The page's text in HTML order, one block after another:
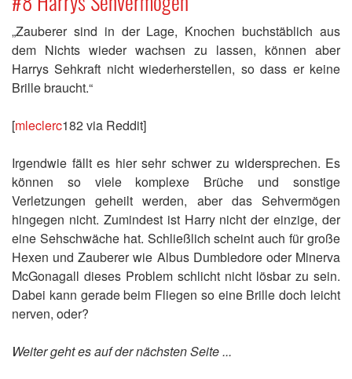
„Zauberer sind in der Lage, Knochen buchstäblich aus
dem Nichts wieder wachsen zu lassen, können aber
Harrys Sehkraft nicht wiederherstellen, so dass er keine
Brille braucht.“
[mleclerc182 via Reddit]
Irgendwie fällt es hier sehr schwer zu widersprechen. Es
können so viele komplexe Brüche und sonstige
Verletzungen geheilt werden, aber das Sehvermögen
hingegen nicht. Zumindest ist Harry nicht der einzige, der
eine Sehschwäche hat. Schließlich scheint auch für große
Hexen und Zauberer wie Albus Dumbledore oder Minerva
McGonagall dieses Problem schlicht nicht lösbar zu sein.
Dabei kann gerade beim Fliegen so eine Brille doch leicht
nerven, oder?
Weiter geht es auf der nächsten Seite ...